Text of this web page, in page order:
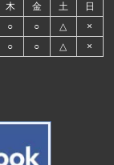
木 金 土
日
○ ○ △
×
○ ○ △ ×